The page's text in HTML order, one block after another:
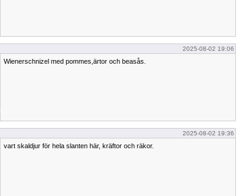
2025-08-02 19:06
Wienerschnizel med pommes,ärtor och beasås.
2025-08-02 19:36
vart skaldjur för hela slanten här, kräftor och räkor.